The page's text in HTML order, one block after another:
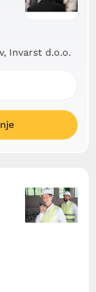
Invarst d.o.o.